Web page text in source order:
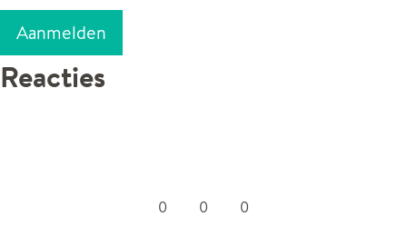
Aanmelden
Reacties
0 0 0